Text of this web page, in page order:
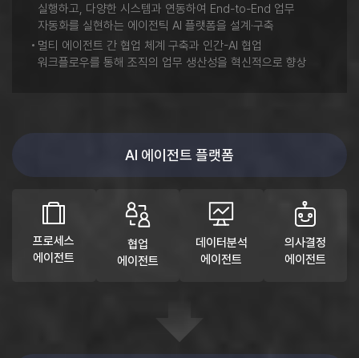
실행하고, 다양한 시스템과 연동하여 End-to-End 업무
자동화를 실현하는 에이전틱 AI 플랫폼을 설계·구축
멀티 에이전트 간 협업 체계 구축과 인간-AI 협업
워크플로우를 통해 조직의 업무 생산성을 혁신적으로 향상
AI 에이전트 플랫폼
프로세스
에이전트
협업
에이전트
데이터분석
에이전트
의사결정
에이전트